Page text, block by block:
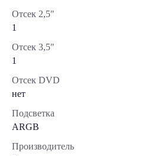
Отсек 2,5"
1
Отсек 3,5"
1
Отсек DVD
нет
Подсветка
ARGB
Производитель